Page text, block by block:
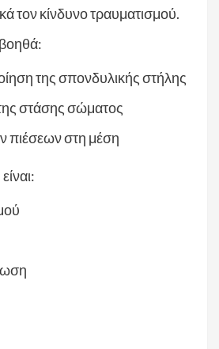
τον κίνδυνο τραυματισμού.
της σπονδυλικής στήλης
στάσης σώματος
πιέσεων στη μέση